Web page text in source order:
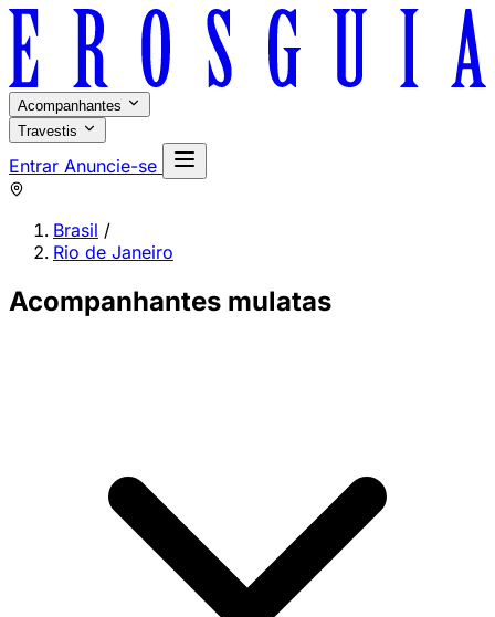
Acompanhantes
Travestis
Entrar Anuncie-se
Brasil /
Rio de Janeiro
Acompanhantes mulatas